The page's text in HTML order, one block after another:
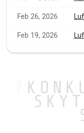
Feb 26, 2026
Feb 19, 2026